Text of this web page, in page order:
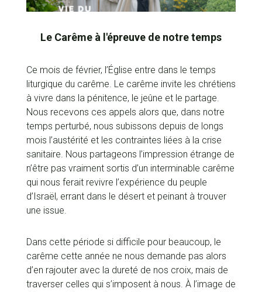
Le Carême à l'épreuve de notre temps
Ce mois de février, l’Église entre dans le temps
liturgique du carême. Le carême invite les chrétiens
à vivre dans la pénitence, le jeûne et le partage.
Nous recevons ces appels alors que, dans notre
temps perturbé, nous subissons depuis de longs
mois l’austérité et les contraintes liées à la crise
sanitaire. Nous partageons l’impression étrange de
n’être pas vraiment sortis d’un interminable carême
qui nous ferait revivre l’expérience du peuple
d’Israël, errant dans le désert et peinant à trouver
une issue.
Dans cette période si difficile pour beaucoup, le
carême cette année ne nous demande pas alors
d’en rajouter avec la dureté de nos croix, mais de
traverser celles qui s’imposent à nous. À l’image de